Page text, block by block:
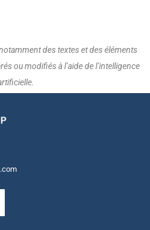
des textes et des éléments
ou modifiés à l’aide de l’intelligence